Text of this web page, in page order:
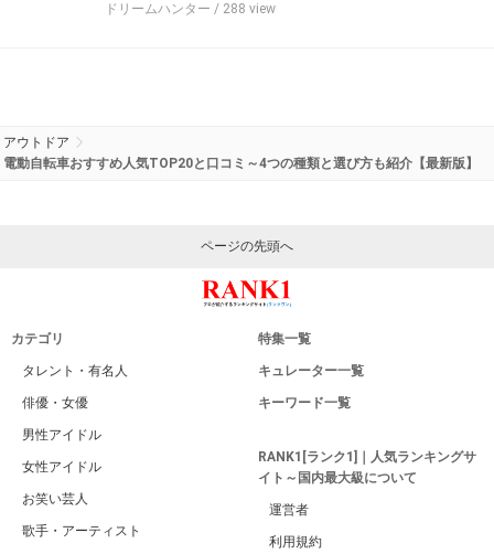
ドリームハンター / 288 view
アウトドア
電動自転車おすすめ人気TOP20と口コミ～4つの種類と選び方も紹介【最新版】
ページの先頭へ
カテゴリ
タレント・有名人
俳優・女優
男性アイドル
女性アイドル
お笑い芸人
歌手・アーティスト
特集一覧
キュレーター一覧
キーワード一覧
RANK1[ランク1]｜人気ランキングサ
イト～国内最大級について
運営者
利用規約